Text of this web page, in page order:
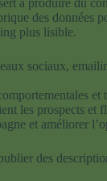
à produire du
des données
plus lisible.
sociaux,
et
les prospects et
et améliorer
des